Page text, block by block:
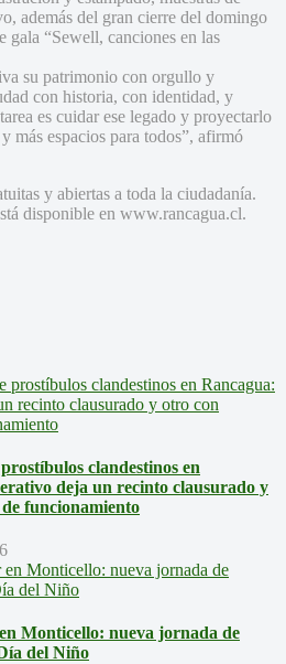
además del gran cierre del domingo
gala “Sewell, canciones en las
su patrimonio con orgullo y
con historia, con identidad, y
es cuidar ese legado y proyectarlo
más espacios para todos”, afirmó
y abiertas a toda la ciudadanía.
disponible en www.rancagua.cl.
clandestinos en
deja un recinto clausurado y
funcionamiento
Monticello: nueva jornada de
del Niño